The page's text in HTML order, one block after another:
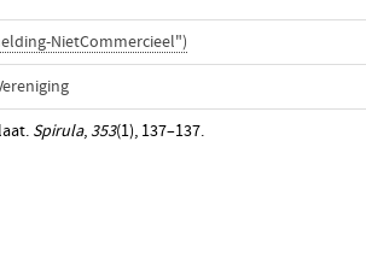
NietCommercieel")
Spirula, 353(1), 137–137.